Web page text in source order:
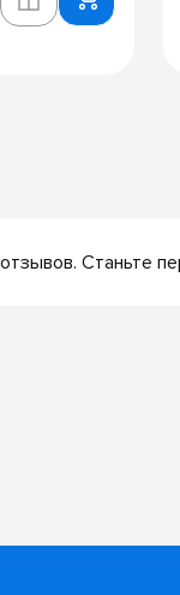
Станьте